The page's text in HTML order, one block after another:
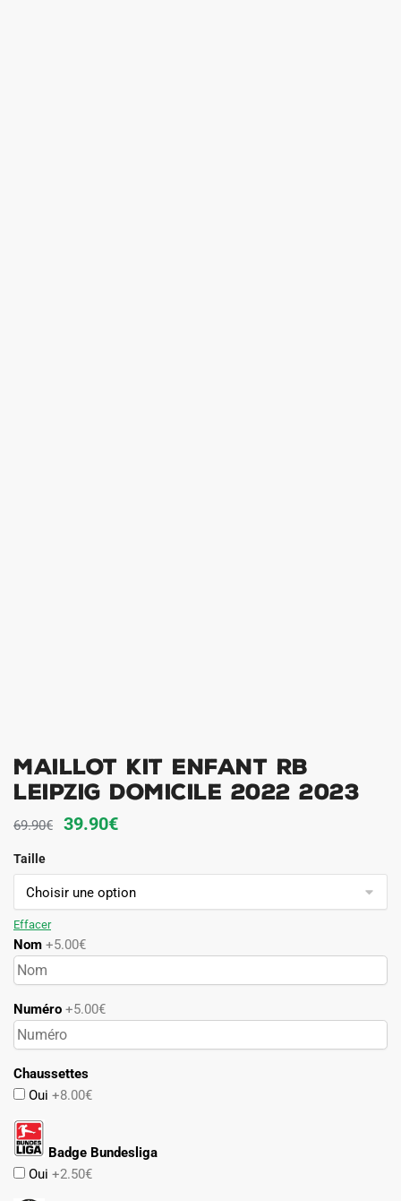
MAILLOT KIT ENFANT RB
LEIPZIG DOMICILE 2022 2023
69.90€
Le
initial
était :
39.90€Le
actuel
est :
Taille
Effacer
Nom +5.00€
Numéro +5.00€
Chaussettes
Oui +8.00€
Badge Bundesliga
Oui +2.50€